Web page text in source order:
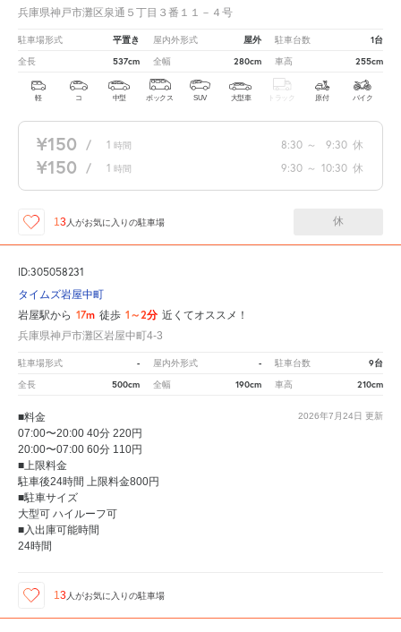
兵庫県神戸市灘区泉通５丁目３番１１－４号
駐車場形式 平置き 屋内外形式 屋外 駐車台数 1台
全長 537cm 全幅 280cm 車高 255cm
軽 コ 中型 ボックス SUV 大型車 トラック 原付 バイク
¥150 / 1 時間 8:30 ～ 9:30 休
¥150 / 1 時間 9:30 ～ 10:30 休
13 人がお気に入りの駐車場 休
ID:305058231
タイムズ岩屋中町
岩屋駅から 17m 徒歩 1～2分 近くてオススメ！
兵庫県神戸市灘区岩屋中町4-3
駐車場形式 - 屋内外形式 - 駐車台数 9台
全長 500cm 全幅 190cm 車高 210cm
2026年7月24日 更新
■料金
07:00〜20:00 40分 220円
20:00〜07:00 60分 110円
■上限料金
駐車後24時間 上限料金800円
■駐車サイズ
大型可 ハイルーフ可
■入出庫可能時間
24時間
13 人がお気に入りの駐車場